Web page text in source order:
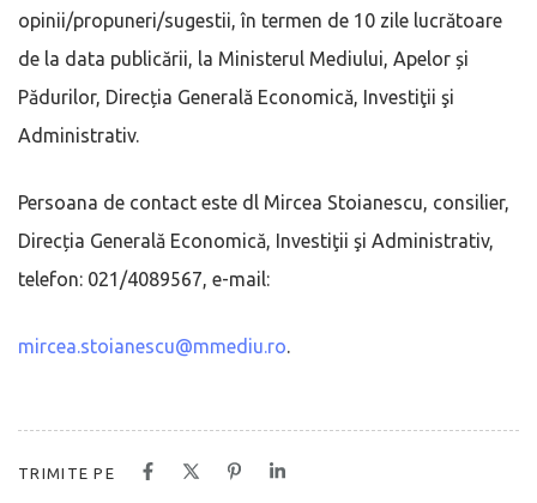
opinii/propuneri/sugestii, în termen de 10 zile lucrătoare
de la data publicării, la Ministerul Mediului, Apelor și
Pădurilor, Direcția Generală Economică, Investiţii şi
Administrativ.
Persoana de contact este dl Mircea Stoianescu, consilier,
Direcția Generală Economică, Investiţii şi Administrativ,
telefon: 021/4089567, e-mail:
mircea.stoianescu@mmediu.ro.
TRIMITE PE